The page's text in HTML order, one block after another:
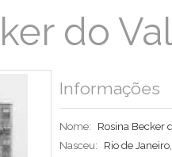
do
Informações
Nome:
Rosina Becker
Nasceu:
Rio de